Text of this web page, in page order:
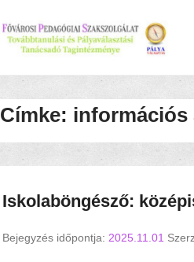
Címke: információs
Iskolaböngésző:
Bejegyzés időpontja: 2025.11.01